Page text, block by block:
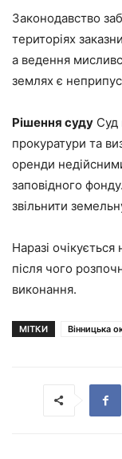
Законодавство
територіях
а ведення
землях є
Рішення суду Суд
прокуратури та
оренди
заповідного
звільнити
Наразі
після чого
виконання.
МІТКИ Вінницька